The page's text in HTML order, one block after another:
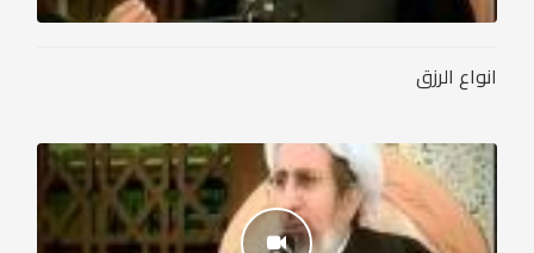
انواع الرزق